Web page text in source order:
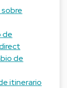
de
de
itinerario